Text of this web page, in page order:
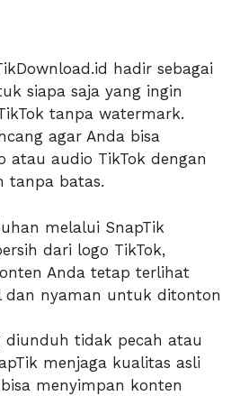
hadir sebagai
siapa saja yang ingin
tanpa watermark.
agar Anda bisa
atau audio TikTok dengan
tanpa batas.
melalui SnapTik
dari logo TikTok,
Anda tetap terlihat
dan nyaman untuk ditonton
diunduh tidak pecah atau
menjaga kualitas asli
menyimpan konten